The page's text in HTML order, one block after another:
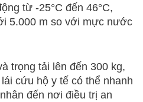
từ -25°C đến 46°C,
5.000 m so với mực nước
trọng tải lên đến 300 kg,
cứu hộ y tế có thể nhanh
đến nơi điều trị an